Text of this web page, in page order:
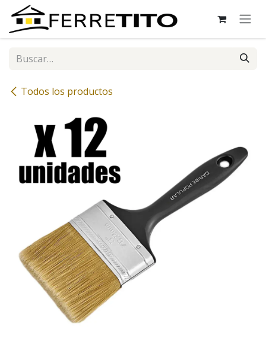
Ir al contenido
Todos los productos